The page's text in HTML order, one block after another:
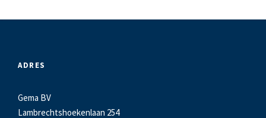
ADRES
Gema BV
Lambrechtshoekenlaan 254